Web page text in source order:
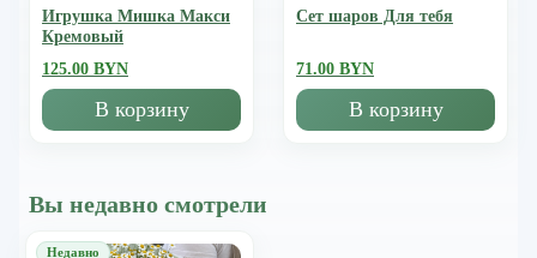
Игрушка Мишка Mакси
Кремовый
125.00 BYN
В корзину
Сет шаров Для тебя
71.00 BYN
В корзину
Вы недавно смотрели